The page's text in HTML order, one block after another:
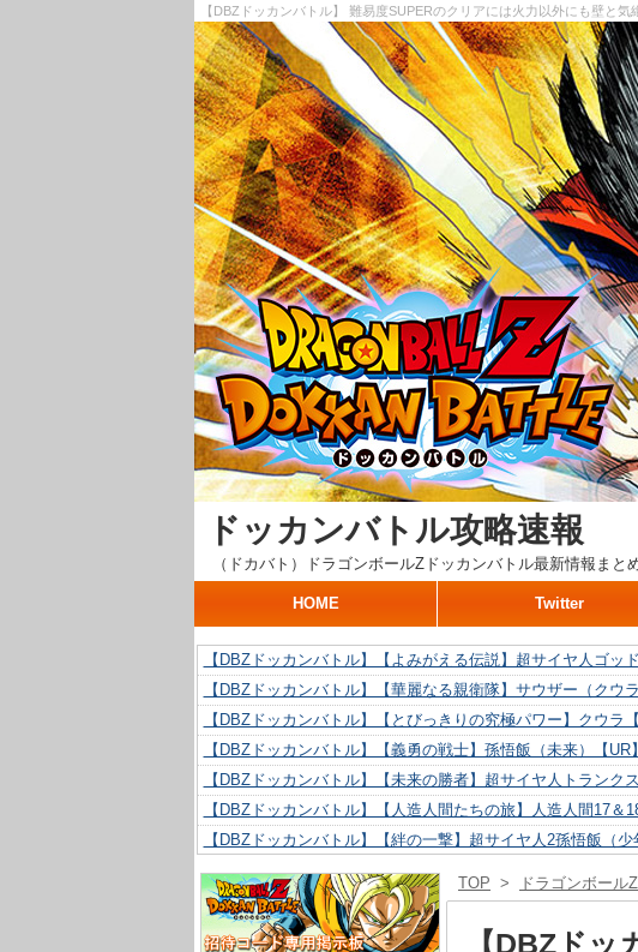
【DBZドッカンバトル】 難易度SUPERのクリアには火力以外にも壁と
ドッカンバトル攻略速報
（ドカバト）ドラゴンボールZドッカンバトル最新情報まと
HOME Twitter
【DBZドッカンバトル】【よみがえる伝説】超サイヤ人ゴッ
【DBZドッカンバトル】【華麗なる親衛隊】サウザー（クウ
【DBZドッカンバトル】【とびっきりの究極パワー】クウラ
【DBZドッカンバトル】【義勇の戦士】孫悟飯（未来）【
【DBZドッカンバトル】【未来の勝者】超サイヤ人トランク
【DBZドッカンバトル】【人造人間たちの旅】人造人間17＆
【DBZドッカンバトル】【絆の一撃】超サイヤ人2孫悟飯（
【DBZドッカンバトル】【抗い続ける精神力】人造人間18号
【DBZドッカンバトル】【技巧とひらめき】クリリン【UR】
【DBZドッカンバトル】【新たに得た好機】人造人間16号【
TOP > ドラゴンボール
【DBZド